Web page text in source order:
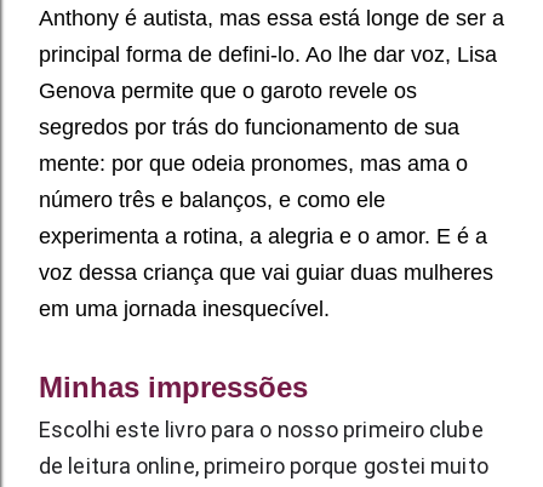
Anthony é autista, mas essa está longe de ser a
principal forma de defini-lo. Ao lhe dar voz, Lisa
Genova permite que o garoto revele os
segredos por trás do funcionamento de sua
mente: por que odeia pronomes, mas ama o
número três e balanços, e como ele
experimenta a rotina, a alegria e o amor. E é a
voz dessa criança que vai guiar duas mulheres
em uma jornada inesquecível.
Minhas impressões
Escolhi este livro para o nosso primeiro clube
de leitura online, primeiro porque gostei muito